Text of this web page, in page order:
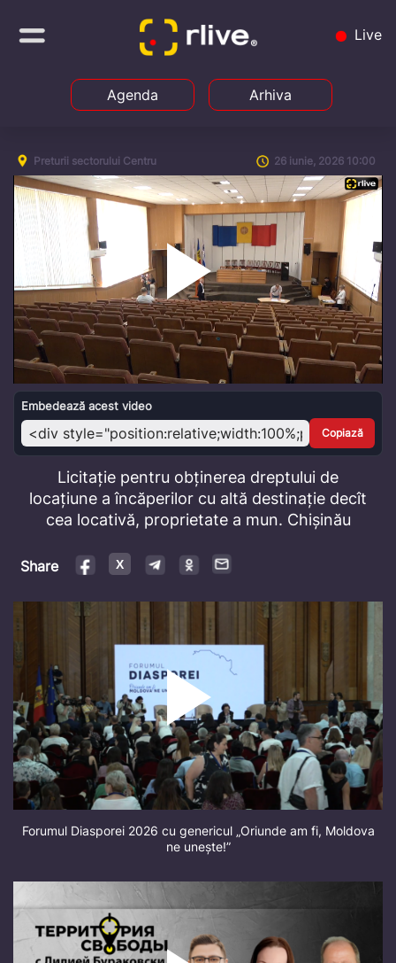
Live
Agenda Arhiva
Preturii sectorului Centru 26 iunie, 2026 10:00
Play
Video
Embedează acest video
Copiază
Licitație pentru obținerea dreptului de
locațiune a încăperilor cu altă destinație decît
cea locativă, proprietate a mun. Chișinău
Share
Forumul Diasporei 2026 cu genericul „Oriunde am fi, Moldova
ne unește!”